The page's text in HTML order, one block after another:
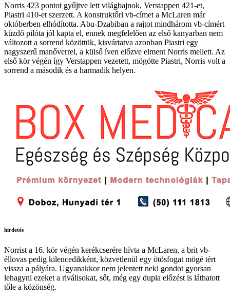
Norris 423 pontot gyűjtve lett világbajnok, Verstappen 421-et,
Piastri 410-et szerzett. A konstruktőri vb-címet a McLaren már
októberben elhódította. Abu-Dzabiban a rajtot mindhárom vb-címért
küzdő pilóta jól kapta el, ennek megfelelően az első kanyarban nem
változott a sorrend közöttük, kisvártatva azonban Piastri egy
nagyszerű manőverrel, a külső íven előzve elment Norris mellett. Az
első kör végén így Verstappen vezetett, mögötte Piastri, Norris volt a
sorrend a második és a harmadik helyen.
hirdetés
Norrist a 16. kör végén kerékcserére hívta a McLaren, a brit vb-
éllovas pedig kilencedikként, közvetlenül egy ötösfogat mögé tért
vissza a pályára. Ugyanakkor nem jelentett neki gondot gyorsan
lehagyni ezeket a riválisokat, sőt, még egy dupla előzést is láthatott
tőle a közönség.